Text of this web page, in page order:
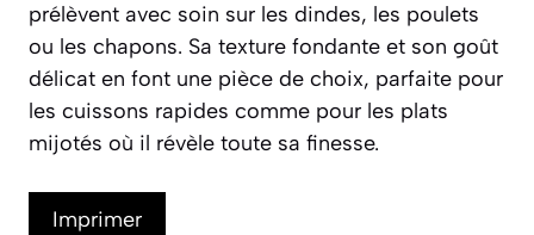
prélèvent avec soin sur les dindes, les poulets
ou les chapons. Sa texture fondante et son goût
délicat en font une pièce de choix, parfaite pour
les cuissons rapides comme pour les plats
mijotés où il révèle toute sa finesse.
Imprimer